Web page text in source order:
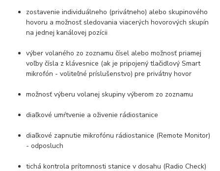
zostavenie individuálneho (privátneho) alebo skupinového
hovoru a možnosť sledovania viacerých hovorových skupín
na jednej kanálovej pozícii
výber volaného zo zoznamu čísel alebo možnosť priamej
voľby čísla z klávesnice (ak je pripojený tlačidlový Smart
mikrofón - voliteľné príslušenstvo) pre privátny hovor
možnosť výberu volanej skupiny výberom zo zoznamu
diaľkové umŕtvenie a oživenie rádiostanice
diaľkové zapnutie mikrofónu rádiostanice (Remote Monitor)
- odposluch
tichá kontrola prítomnosti stanice v dosahu (Radio Check)